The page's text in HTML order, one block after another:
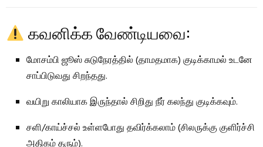
கவனிக்க வேண்டியவை:
மோசம்பி ஜூஸ் சுடுநேரத்தில் (தாமதமாக) குடிக்காமல் உடனே
சாப்பிடுவது சிறந்தது.
வயிறு காலியாக இருந்தால் சிறிது நீர் கலந்து குடிக்கவும்.
சளி/காய்ச்சல் உள்ளபோது தவிர்க்கலாம் (சிலருக்கு குளிர்ச்சி